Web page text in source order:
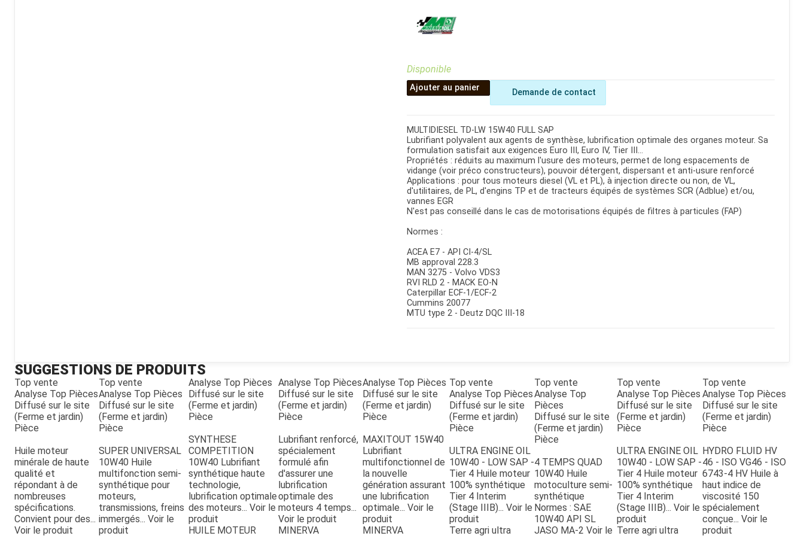
Perche sécateur
Tronçonneuse
MULTIDIESEL TD-LW 15W40 FULL SAP
Lubrifiant polyvalent aux agents de synthèse, lubrification optimale des organes moteur. Sa
formulation satisfait aux exigences Euro III, Euro IV, Tier III...
Propriétés : réduits au maximum l'usure des moteurs, permet de long espacements de
vidange (voir préco constructeurs), pouvoir détergent, dispersant et anti-usure renforcé
Applications : pour tous moteurs diesel (VL et PL), à injection directe ou non, de VL,
d'utilitaires, de PL, d'engins TP et de tracteurs équipés de systèmes SCR (Adblue) et/ou,
vannes EGR
N'est pas conseillé dans le cas de motorisations équipés de filtres à particules (FAP)
Normes :
ACEA E7 - API CI-4/SL
MB approval 228.3
MAN 3275 - Volvo VDS3
RVI RLD 2 - MACK EO-N
Caterpillar ECF-1/ECF-2
Cummins 20077
MTU type 2 - Deutz DQC III-18
Disponible
Ajouter au panier Demande de contact
SUGGESTIONS DE PRODUITS
Top vente
Analyse Top Pièces
Diffusé sur le site
(Ferme et jardin)
Pièce
Huile moteur
minérale de haute
qualité et
répondant à de
nombreuses
spécifications.
Convient pour des...
Voir le produit
Top vente
Analyse Top Pièces
Diffusé sur le site
(Ferme et jardin)
Pièce
SUPER UNIVERSAL
10W40 Huile
multifonction semi-
synthétique pour
moteurs,
transmissions, freins
immergés... Voir le
produit
Analyse Top Pièces
Diffusé sur le site
(Ferme et jardin)
Pièce
SYNTHESE
COMPETITION
10W40 Lubrifiant
synthétique haute
technologie,
lubrification optimale
des moteurs... Voir le
produit
HUILE MOTEUR
Analyse Top Pièces
Diffusé sur le site
(Ferme et jardin)
Pièce
Lubrifiant renforcé,
spécialement
formulé afin
d'assurer une
lubrification
optimale des
moteurs 4 temps...
Voir le produit
MINERVA
Analyse Top Pièces
Diffusé sur le site
(Ferme et jardin)
Pièce
MAXITOUT 15W40
Lubrifiant
multifonctionnel de
la nouvelle
génération assurant
une lubrification
optimale... Voir le
produit
MINERVA
Top vente
Analyse Top Pièces
Diffusé sur le site
(Ferme et jardin)
Pièce
ULTRA ENGINE OIL
10W40 - LOW SAP -
Tier 4 Huile moteur
100% synthétique
Tier 4 Interim
(Stage IIIB)... Voir le
produit
Terre agri ultra
Top vente
Analyse Top
Pièces
Diffusé sur le site
(Ferme et jardin)
Pièce
4 TEMPS QUAD
10W40 Huile
motoculture semi-
synthétique
Normes : SAE
10W40 API SL
JASO MA-2 Voir le
Top vente
Analyse Top Pièces
Diffusé sur le site
(Ferme et jardin)
Pièce
ULTRA ENGINE OIL
10W40 - LOW SAP -
Tier 4 Huile moteur
100% synthétique
Tier 4 Interim
(Stage IIIB)... Voir le
produit
Terre agri ultra
Top vente
Analyse Top Pièces
Diffusé sur le site
(Ferme et jardin)
Pièce
HYDRO FLUID HV
46 - ISO VG46 - ISO
6743-4 HV Huile à
haut indice de
viscosité 150
spécialement
conçue... Voir le
produit